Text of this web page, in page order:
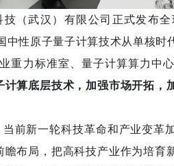
武汉）有限公司正式发布全
性原子量子计算技术从单核时
重力标准室、量子计算算力中
计算底层技术，加强市场开拓，
新一轮科技革命和产业变革
瞻布局，把高科技产业作为培育